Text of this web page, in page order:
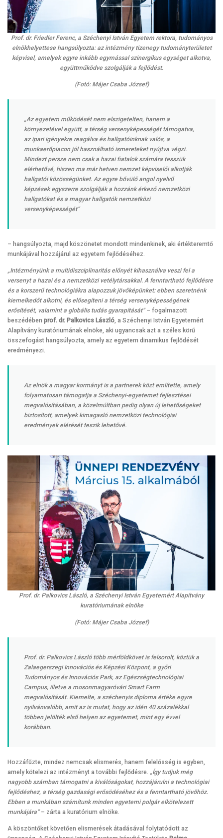
Prof. dr. Friedler Ferenc, a Széchenyi István Egyetem rektora, tudományos
elnökhelyettese hangsúlyozta: az intézmény tizenegy tudományterületet
képvisel, amelyek egyre inkább egymással szinergikus egységet alkotva,
együttműködve szolgálják a fejlődést.
(Fotó: Májer Csaba József)
„Az egyetem működését nem elszigetelten, hanem a
környezetével együtt, a térség versenyképességét támogatva,
az ipari igényekre reagálva és hallgatóinknak valós, a
munkaerőpiacon jól használható ismereteket nyújtva végzi.
Mindezt persze nem csak a hazai fiatalok számára tesszük
elérhetővé, hiszen ma már hetven nemzet képviselői alkotják
hallgatói közösségünket. Az egyre bővülő angol nyelvű
képzések egyszerre szolgálják a hozzánk érkező nemzetközi
hallgatókat és a magyar hallgatók nemzetközi
versenyképességét”
– hangsúlyozta, majd köszönetet mondott mindenkinek, aki értékteremtő
munkájával hozzájárul az egyetem fejlődéséhez.
„Intézményünk a multidiszciplinaritás előnyét kihasználva veszi fel a
versenyt a hazai és a nemzetközi vetélytársakkal. A fenntartható fejlődésre
és a korszerű technológiákra alapozzuk jövőképünket: ebben szeretnénk
kiemelkedőt alkotni, és elősegíteni a térség versenyképességének
erősítését, valamint a globális tudás gyarapítását”– fogalmazott
beszédében prof. dr. Palkovics László, a Széchenyi István Egyetemért
Alapítvány kuratóriumának elnöke, aki ugyancsak azt a széles körű
összefogást hangsúlyozta, amely az egyetem dinamikus fejlődését
eredményezi.
Az elnök a magyar kormányt is a partnerek közt említette, amely
folyamatosan támogatja a Széchenyi-egyetemet fejlesztései
megvalósításában, a közelmúltban pedig olyan új lehetőségeket
biztosított, amelyek kimagasló nemzetközi technológiai
eredmények elérését teszik lehetővé.
Prof. dr. Palkovics László, a Széchenyi István Egyetemért Alapítvány
kuratóriumának elnöke
(Fotó: Májer Csaba József)
Prof. dr. Palkovics László több mérföldkövet is felsorolt, köztük a
Zalaegerszegi Innovációs és Képzési Központ, a győri
Tudományos és Innovációs Park, az Egészségtechnológiai
Campus, illetve a mosonmagyaróvári Smart Farm
megvalósítását. Kiemelte, a széchenyis diploma értéke egyre
nyilvánvalóbb, amit az is mutat, hogy az idén 40 százalékkal
többen jelölték első helyen az egyetemet, mint egy évvel
korábban.
Hozzáfűzte, mindez nemcsak elismerés, hanem felelősség is egyben,
amely kötelezi az intézményt a további fejlődésre. „Így tudjuk még
nagyobb számban támogatni a kiválóságokat, hozzájárulni a technológiai
fejlődéshez, a térség gazdasági erősödéséhez és a fenntartható jövőhöz.
Ebben a munkában számítunk minden egyetemi polgár elkötelezett
munkájára”– zárta a kuratórium elnöke.
A köszöntőket követően elismerések átadásával folytatódott az